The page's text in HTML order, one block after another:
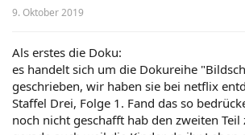
9. Oktober 2019
Als erstes die Doku:
es handelt sich um die Dokureihe
geschrieben, wir haben sie bei netflix
Staffel Drei, Folge 1. Fand das so
noch nicht geschafft hab den zweiten Teil